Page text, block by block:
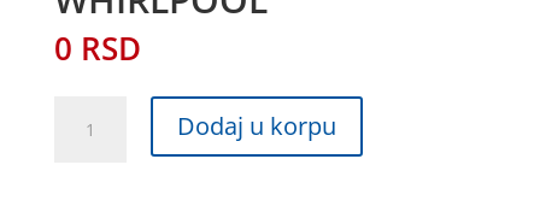
0 RSD
Dodaj u korpu